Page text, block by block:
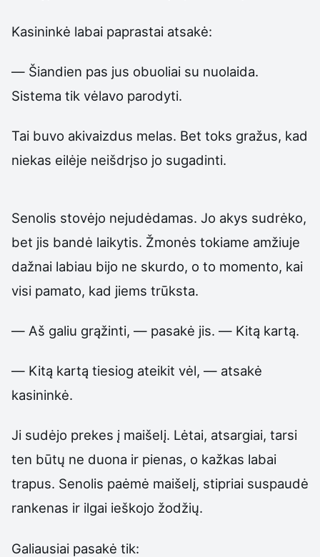
Kasininkė labai paprastai atsakė:
— Šiandien pas jus obuoliai su nuolaida.
Sistema tik vėlavo parodyti.
Tai buvo akivaizdus melas. Bet toks gražus, kad
niekas eilėje neišdrįso jo sugadinti.
Senolis stovėjo nejudėdamas. Jo akys sudrėko,
bet jis bandė laikytis. Žmonės tokiame amžiuje
dažnai labiau bijo ne skurdo, o to momento, kai
visi pamato, kad jiems trūksta.
— Aš galiu grąžinti, — pasakė jis. — Kitą kartą.
— Kitą kartą tiesiog ateikit vėl, — atsakė
kasininkė.
Ji sudėjo prekes į maišelį. Lėtai, atsargiai, tarsi
ten būtų ne duona ir pienas, o kažkas labai
trapus. Senolis paėmė maišelį, stipriai suspaudė
rankenas ir ilgai ieškojo žodžių.
Galiausiai pasakė tik: